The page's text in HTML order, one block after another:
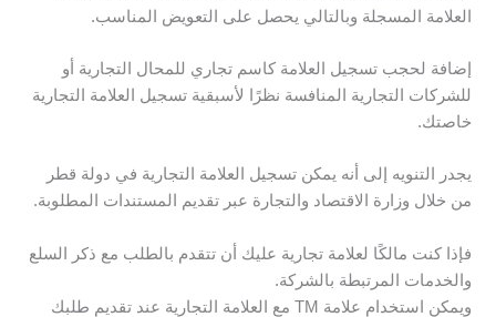
العلامة المسجلة وبالتالي يحصل على التعويض المناسب.
إضافة لحجب تسجيل العلامة كاسم تجاري للمحال التجارية أو
للشركات التجارية المنافسة نظرًا لأسبقية تسجيل العلامة التجارية
خاصتك.
يجدر التنويه إلى أنه يمكن تسجيل العلامة التجارية في دولة قطر
من خلال وزارة الاقتصاد والتجارة عبر تقديم المستندات المطلوبة.
فإذا كنت مالكًا لعلامة تجارية عليك أن تتقدم بالطلب مع ذكر السلع
والخدمات المرتبطة بالشركة.
ويمكن استخدام علامة TM مع العلامة التجارية عند تقديم طلبك